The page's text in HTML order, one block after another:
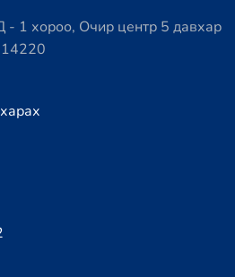
1 хороо, Очир центр 5 давхар
14220